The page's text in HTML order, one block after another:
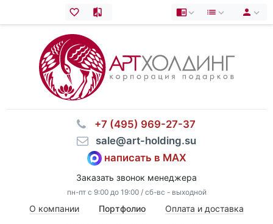
⠀+7 (495) 969-27-37
⠀sale@art-holding.su
написать в MAX
Заказать звонок менеджера
пн-пт с 9:00 до 19:00 / сб-вс - выходной
О компании Портфолио Оплата и доставка